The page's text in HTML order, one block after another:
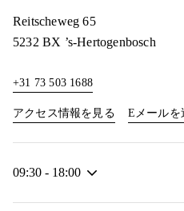
Reitscheweg 65
5232 BX ’s-Hertogenbosch
+31 73 503 1688
アクセス情報を見る Link Opens
Eメールを
09:30 - 18:00